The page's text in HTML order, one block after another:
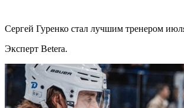
Сергей Гуренко стал лучшим тренером
Эксперт Betera.